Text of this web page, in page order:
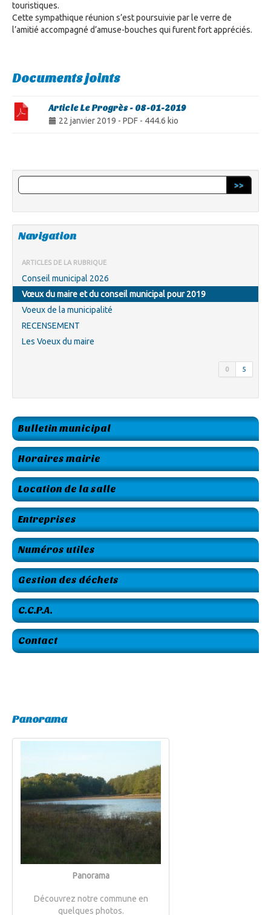
touristiques.
Cette sympathique réunion s’est poursuivie par le verre de
l’amitié accompagné d’amuse-bouches qui furent fort appréciés.
Documents joints
Article Le Progrès - 08-01-2019
22 janvier 2019 - PDF - 444.6 kio
>>
Navigation
ARTICLES DE LA RUBRIQUE
Conseil municipal 2026
Vœux du maire et du conseil municipal pour 2019
Voeux de la municipalité
RECENSEMENT
Les Voeux du maire
0 5
Bulletin municipal
Horaires mairie
Location de la salle
Entreprises
Numéros utiles
Gestion des déchets
C.C.P.A.
Contact
Panorama
Panorama
Découvrez notre commune en
quelques photos.